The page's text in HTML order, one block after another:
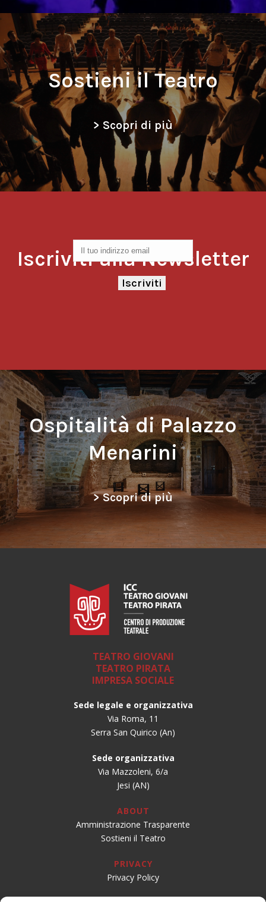
Sostieni il Teatro
> Scopri di più
Iscriviti alla Newsletter
Ospitalità di Palazzo
Menarini
> Scopri di più
TEATRO GIOVANI
TEATRO PIRATA
IMPRESA SOCIALE
Sede legale e organizzativa
Via Roma, 11
Serra San Quirico (An)
Sede organizzativa
Via Mazzoleni, 6/a
Jesi (AN)
ABOUT
Amministrazione Trasparente
Sostieni il Teatro
PRIVACY
Privacy Policy